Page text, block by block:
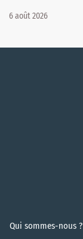
6 août 2026
Qui sommes-nous ?